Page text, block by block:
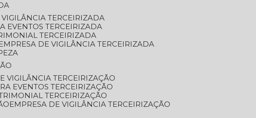
VIGILÂNCIA TERCEIRIZADA
EVENTOS TERCEIRIZADA
TERCEIRIZADA
EMPRESA DE VIGILÂNCIA TERCEIRIZADA
VIGILÂNCIA TERCEIRIZAÇÃO
EVENTOS TERCEIRIZAÇÃO
TERCEIRIZAÇÃO
EMPRESA DE VIGILÂNCIA TERCEIRIZAÇÃO